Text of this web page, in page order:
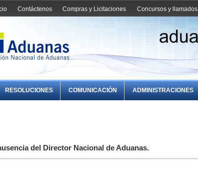
Concursos y llamados
Compras y Licitaciones
Contáctenos
RESOLUCIONES COMUNICACIÓN ADMINISTRACIONES
del Director Nacional de Aduanas.